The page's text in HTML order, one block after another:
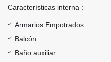
Características interna :
Armarios Empotrados
Balcón
Baño auxiliar